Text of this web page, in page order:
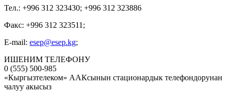
Тел.: +996 312 323430; +996 312 323886
Факс: +996 312 323511;
E-mail: esep@esep.kg;
ИШЕНИМ ТЕЛЕФОНУ
0 (555) 500-985
«Кыргызтелеком» ААКсынын стационардык телефондорунан
чалуу акысыз